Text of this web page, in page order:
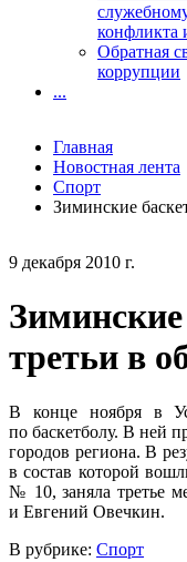
9 декабря 2010 г.
третьи в
В конце ноября в
по баскетболу. В ней
городов региона. В
в состав которой
№ 10, заняла третье
и Евгений Овечкин.
В рубрике: Спорт
конфликта
Обратная
коррупции
...
Главная
Новостная лента
Спорт
Зиминские